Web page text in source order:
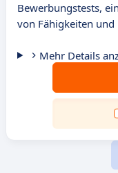
Bewerbungstests,
von Fähigkeiten und
Mehr Details